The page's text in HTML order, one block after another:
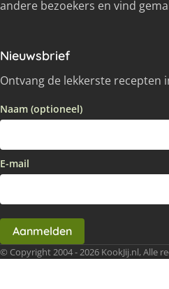
andere bezoekers en vind
Nieuwsbrief
Ontvang de lekkerste recepten
Naam (optioneel)
E-mail
Aanmelden
© Copyright 2004 - 2026 KookJij.nl, Alle